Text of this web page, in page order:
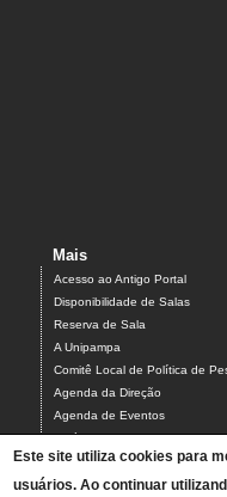
Mais
Acesso ao Antigo Portal
Disponibilidade de Salas
Reserva de Sala
A Unipampa
Comitê Local de Política de
Agenda da Direção
Agenda de Eventos
Estágios
Relatório de Gestão
Infraestrutura do Campus
Este site utiliza cookies para
usuários. Ao continuar